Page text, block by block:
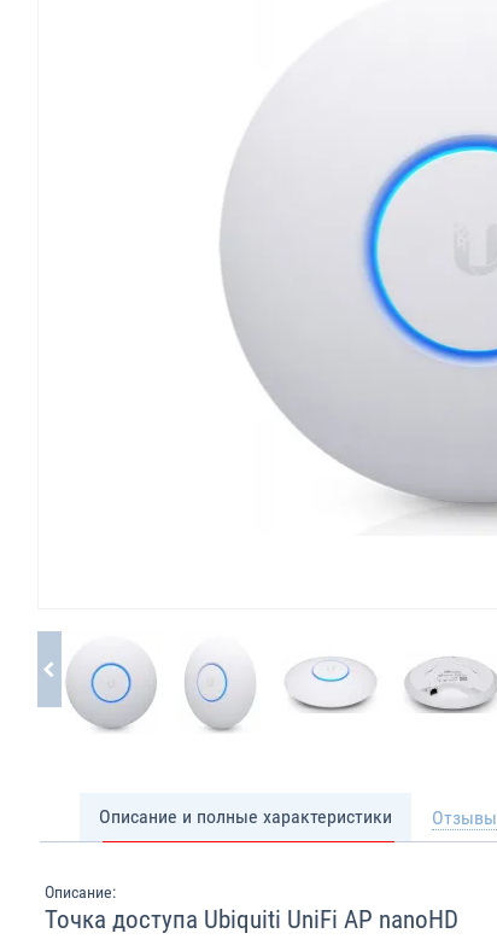
Описание и полные характеристики Отзывы
Описание:
Точка доступа Ubiquiti UniFi AP nanoHD